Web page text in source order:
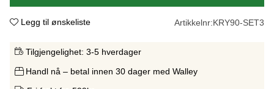
Legg til ønskeliste Artikkelnr:KRY90-SET3
Tilgjengelighet: 3-5 hverdager
Handl nå – betal innen 30 dager med Walley